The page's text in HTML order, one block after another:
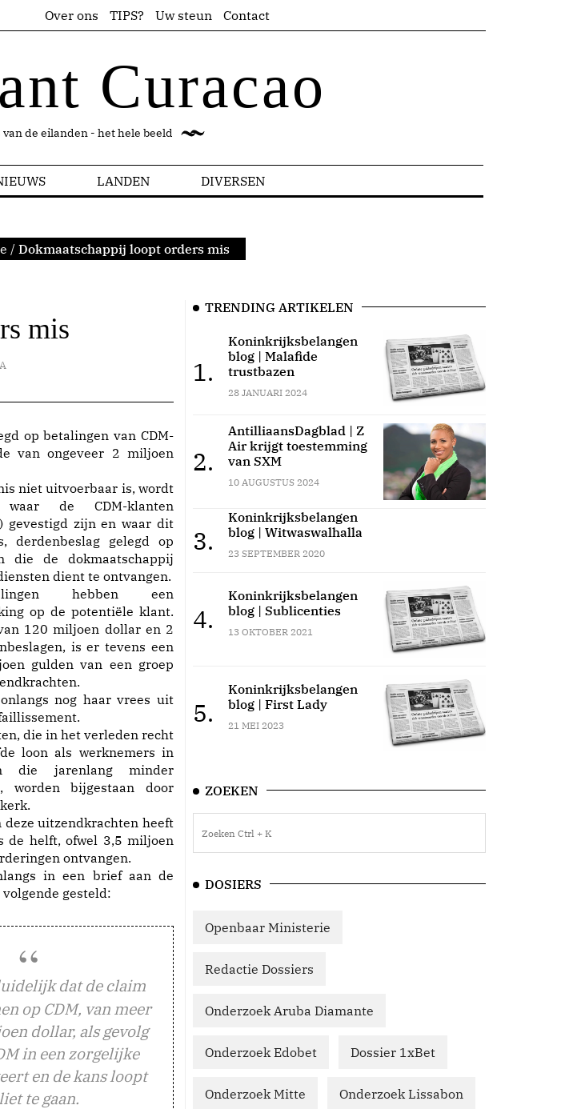
Over ons TIPS? Uw steun Contact
Curacao
de eilanden - het hele beeld
LANDEN DIVERSEN
/ Dokmaatschappij loopt orders mis
mis
op betalingen van CDM-
van ongeveer 2 miljoen
niet uitvoerbaar is, wordt
de CDM-klanten
gevestigd zijn en waar dit
derdenbeslag gelegd op
die de dokmaatschappij
dient te ontvangen.
hebben een
op de potentiële klant.
120 miljoen dollar en 2
is er tevens een
gulden van een groep
nog haar vrees uit
die in het verleden recht
loon als werknemers in
die jarenlang minder
worden bijgestaan door
uitzendkrachten heeft
de helft, ofwel 3,5 miljoen
ontvangen.
in een brief aan de
gesteld:
dat de claim
op CDM, van meer
dollar, als gevolg
in een zorgelijke
en de kans loopt
te gaan.
TRENDING ARTIKELEN
1.
Koninkrijksbelangen
blog | Malafide
trustbazen
28 JANUARI 2024
2.
AntilliaansDagblad | Z
Air krijgt toestemming
van SXM
10 AUGUSTUS 2024
3.
Koninkrijksbelangen
blog | Witwaswalhalla
23 SEPTEMBER 2020
4.
Koninkrijksbelangen
blog | Sublicenties
13 OKTOBER 2021
5.
Koninkrijksbelangen
blog | First Lady
21 MEI 2023
ZOEKEN
DOSIERS
Openbaar Ministerie
Redactie Dossiers
Onderzoek Aruba Diamante
Onderzoek Edobet Dossier 1xBet
Onderzoek Mitte Onderzoek Lissabon